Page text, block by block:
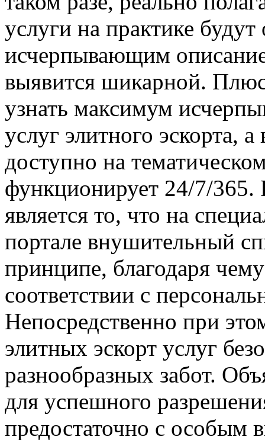
услуги на практике
исчерпывающим
выявится шикарной.
узнать максимум
услуг элитного эскорта,
доступно на
функционирует 24/7/
является то, что на
портале внушительный
принципе, благодаря
соответствии с
Непосредственно при
элитных эскорт услуг
разнообразных забот.
для успешного
предостаточно с особым